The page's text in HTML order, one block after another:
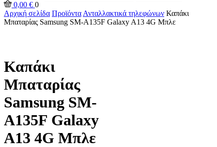
0,00 € 0
Αρχική σελίδα Προϊόντα Ανταλλακτικά τηλεφώνων Καπάκι
Μπαταρίας Samsung SM-A135F Galaxy A13 4G Μπλε
Καπάκι
Μπαταρίας
Samsung SM-
A135F Galaxy
A13 4G Μπλε